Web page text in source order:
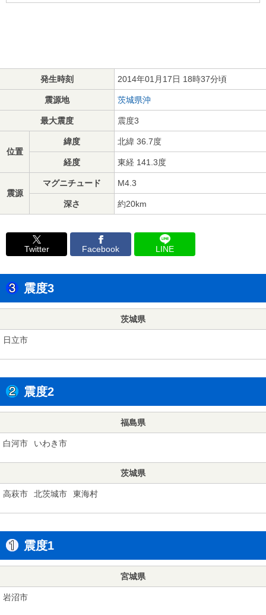
発生時刻 2014年01月17日 18時37分頃
震源地 茨城県沖
最大震度 震度3
位置
緯度 北緯 36.7度
経度 東経 141.3度
震源
マグニチュード M4.3
深さ 約20km
Twitter Facebook LINE
震度3
茨城県
日立市
震度2
福島県
白河市 いわき市
茨城県
高萩市 北茨城市 東海村
震度1
宮城県
岩沼市